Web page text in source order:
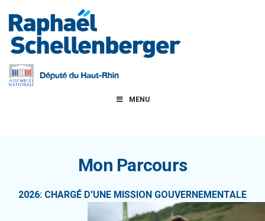
MENU
Mon Parcours
2026: CHARGÉ D'UNE MISSION GOUVERNEMENTALE